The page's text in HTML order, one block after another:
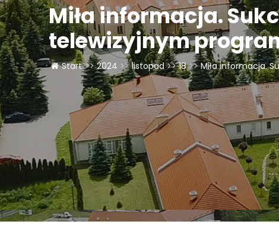
Miła informacja.
telewizyjnym
Start >> 2024 >> listopad >> 18 >> Miła informacja.